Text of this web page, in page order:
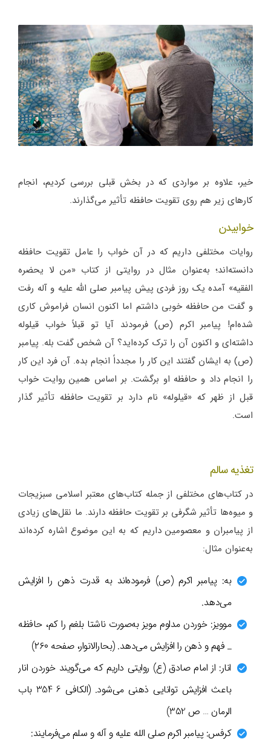
خیر، علاوه بر مواردی که در بخش قبلی بررسی کردیم، انجام
کارهای زیر هم روی تقویت حافظه تأثیر می‌گذارند.
خوابیدن
روایات مختلفی داریم که در آن خواب را عامل تقویت حافظه
دانسته‌اند؛ به‌عنوان مثال در روایتی از کتاب «من لا یحضره
الفقیه» آمده یک روز فردی پیش پیامبر صلی الله علیه و آله رفت
و گفت من حافظه خوبی داشتم اما اکنون انسان فراموش کاری
شده‌ام! پیامبر اکرم (ص) فرمودند آیا تو قبلاً خواب قیلوله
داشته‌ای و اکنون آن را ترک کرده‌اید؟ آن شخص گفت بله. پیامبر
(ص) به ایشان گفتند این کار را مجدداً انجام بده. آن فرد این کار
را انجام داد و حافظه او برگشت. بر اساس همین روایت خواب
قبل از ظهر که «قیلوله» نام دارد بر تقویت حافظه تأثیر گذار
است.
تغذیه سالم
در کتاب‌های مختلفی از جمله کتاب‌های معتبر اسلامی سبزیجات
و میوه‌ها تأثیر شگرفی بر تقویت حافظه دارند. ما نقل‌های زیادی
از پیامبران و معصومین داریم که به این موضوع اشاره کرده‌اند
به‌عنوان مثال:
به: پیامبر اکرم (ص) فرموده‌اند به قدرت ذهن را افزایش
می‌دهد.
موویز: خوردن مداوم مویز به‌صورت ناشتا بلغم را کم، حافظه
_ فهم و ذهن را افزایش می‌دهد. (بحارالانوار، صفحه ۲۶۰)
انار: از امام صادق (ع) روایتی داریم که می‌گویند خوردن انار
باعث افزایش توانایی ذهنی می‌شود. (الکافی 6 354 باب
الرمان … ص 352)
کرفس: پیامبر اکرم صلی الله علیه و آله و سلم می‌فرمایند: